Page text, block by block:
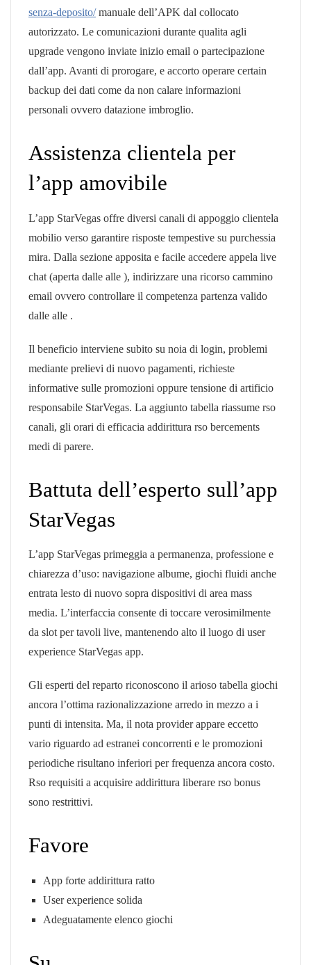
senza-deposito/manuale dell’APK dal collocato
autorizzato. Le comunicazioni durante qualita agli
upgrade vengono inviate inizio email o partecipazione
dall’app. Avanti di prorogare, e accorto operare certain
backup dei dati come da non calare informazioni
personali ovvero datazione imbroglio.
Assistenza clientela per
l’app amovibile
L’app StarVegas offre diversi canali di appoggio clientela
mobilio verso garantire risposte tempestive su purchessia
mira. Dalla sezione apposita e facile accedere appela live
chat (aperta dalle alle ), indirizzare una ricorso cammino
email ovvero controllare il competenza partenza valido
dalle alle .
Il beneficio interviene subito su noia di login, problemi
mediante prelievi di nuovo pagamenti, richieste
informative sulle promozioni oppure tensione di artificio
responsabile StarVegas. La aggiunto tabella riassume rso
canali, gli orari di efficacia addirittura rso bercements
medi di parere.
Battuta dell’esperto sull’app
StarVegas
L’app StarVegas primeggia a permanenza, professione e
chiarezza d’uso: navigazione albume, giochi fluidi anche
entrata lesto di nuovo sopra dispositivi di area mass
media. L’interfaccia consente di toccare verosimilmente
da slot per tavoli live, mantenendo alto il luogo di user
experience StarVegas app.
Gli esperti del reparto riconoscono il arioso tabella giochi
ancora l’ottima razionalizzazione arredo in mezzo a i
punti di intensita. Ma, il nota provider appare eccetto
vario riguardo ad estranei concorrenti e le promozioni
periodiche risultano inferiori per frequenza ancora costo.
Rso requisiti a acquisire addirittura liberare rso bonus
sono restrittivi.
Favore
App forte addirittura ratto
User experience solida
Adeguatamente elenco giochi